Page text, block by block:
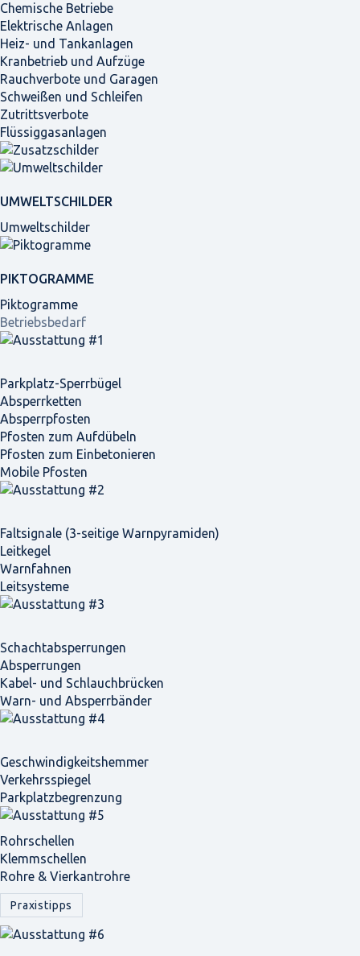
Chemische Betriebe
Elektrische Anlagen
Heiz- und Tankanlagen
Kranbetrieb und Aufzüge
Rauchverbote und Garagen
Schweißen und Schleifen
Zutrittsverbote
Flüssiggasanlagen
UMWELTSCHILDER
Umweltschilder
PIKTOGRAMME
Piktogramme
Betriebsbedarf
Parkplatz-Sperrbügel
Absperrketten
Absperrpfosten
Pfosten zum Aufdübeln
Pfosten zum Einbetonieren
Mobile Pfosten
Faltsignale (3-seitige Warnpyramiden)
Leitkegel
Warnfahnen
Leitsysteme
Schacht­absperrungen
Absperrungen
Kabel- und Schlauchbrücken
Warn- und Absperrbänder
Geschwindigkeits­hemmer
Verkehrsspiegel
Parkplatz­begrenzung
Rohrschellen
Klemmschellen
Rohre & Vierkantrohre
Praxistipps